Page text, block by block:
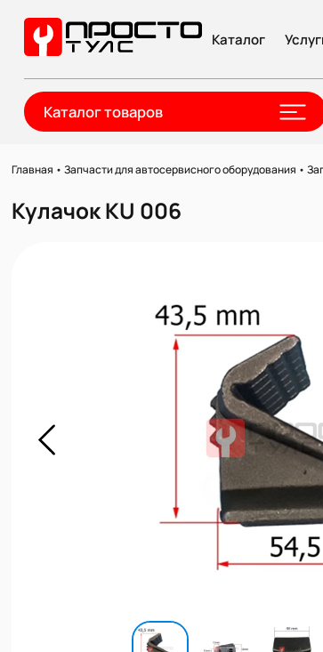
Каталог
Каталог товаров
Главная •Запчасти для автосервисного оборудования •
Кулачок KU 006